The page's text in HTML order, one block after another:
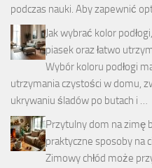
podczas nauki. Aby zapewnić
Jak wybrać kolor
piasek oraz łatwo
Wybór koloru podłogi
utrzymania czystości w domu,
ukrywaniu śladów po butach i …
Przytulny dom na zimę
praktyczne sposoby na
Zimowy chłód może